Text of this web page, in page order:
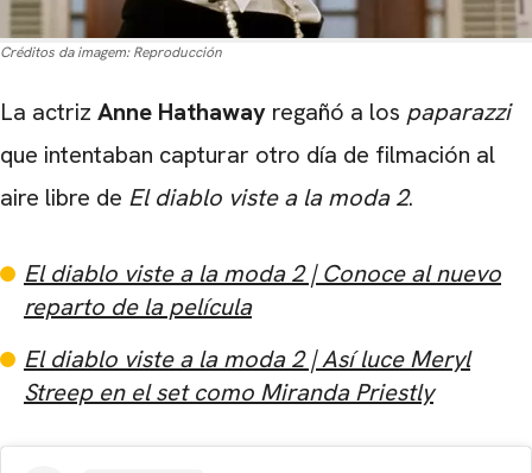
Créditos da imagem: Reproducción
La actriz Anne Hathaway regañó a los paparazzi
que intentaban capturar otro día de filmación al
aire libre de El diablo viste a la moda 2.
El diablo viste a la moda 2 | Conoce al nuevo
reparto de la película
El diablo viste a la moda 2 | Así luce Meryl
Streep en el set como Miranda Priestly